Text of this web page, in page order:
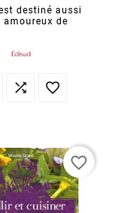
destiné aussi
amoureux de
 
favorite_border